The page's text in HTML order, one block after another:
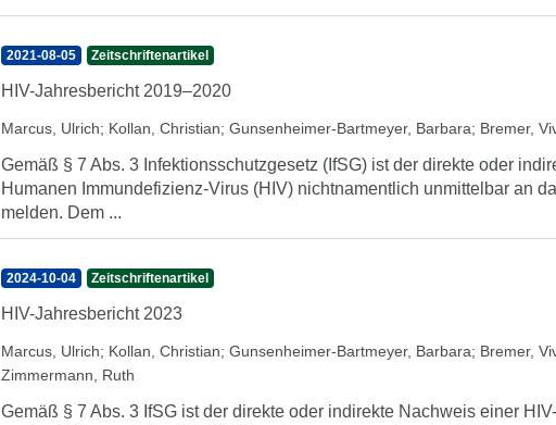
2021-08-05 Zeitschriftenartikel
HIV-Jahresbericht 2019–2020
Marcus, Ulrich; Kollan, Christian; Gunsenheimer-Bartmeyer, Barbara; Bremer,
Gemäß § 7 Abs. 3 Infektionsschutzgesetz (IfSG) ist der direkte oder
Humanen Immundefizienz-Virus (HIV) nichtnamentlich unmittelbar an
melden. Dem ...
2024-10-04 Zeitschriftenartikel
HIV-Jahresbericht 2023
Marcus, Ulrich; Kollan, Christian; Gunsenheimer-Bartmeyer, Barbara; Bremer,
Zimmermann, Ruth
Gemäß § 7 Abs. 3 IfSG ist der direkte oder indirekte Nachweis einer